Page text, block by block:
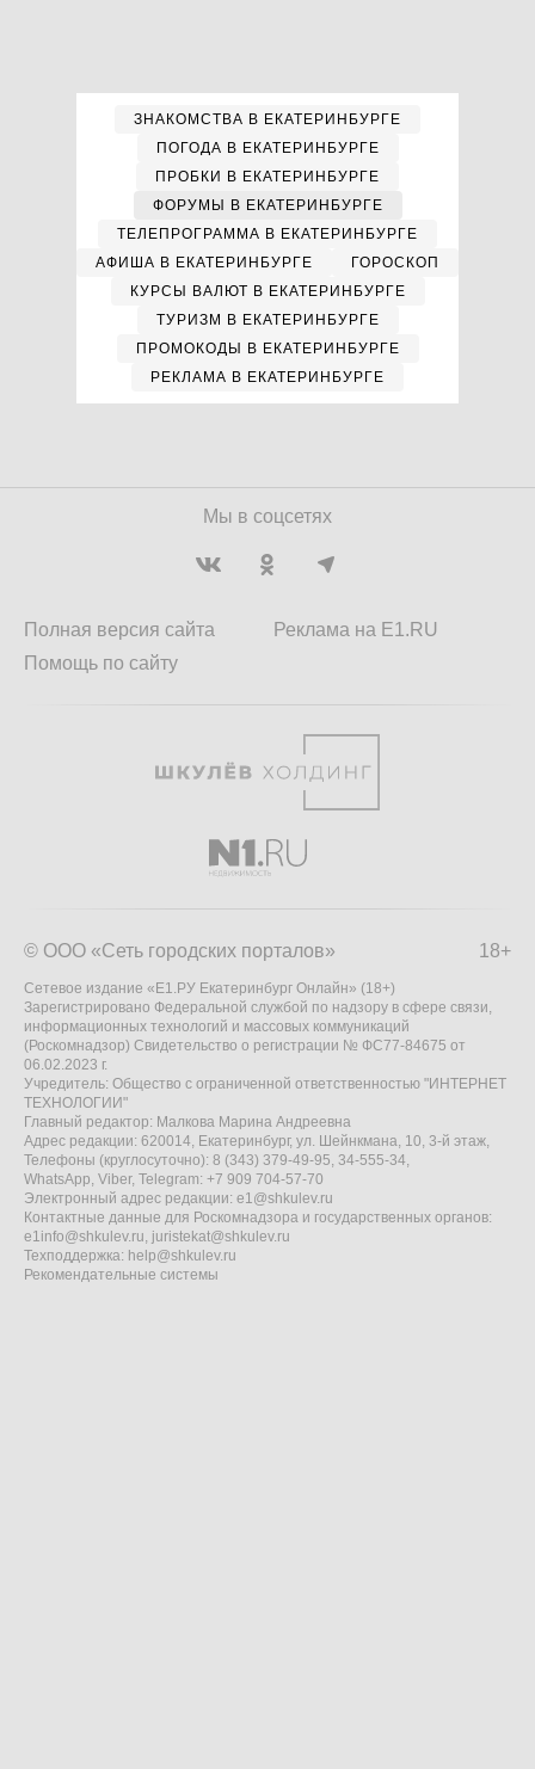
ЗНАКОМСТВА В ЕКАТЕРИНБУРГЕ
ПОГОДА В ЕКАТЕРИНБУРГЕ
ПРОБКИ В ЕКАТЕРИНБУРГЕ
ФОРУМЫ В ЕКАТЕРИНБУРГЕ
ТЕЛЕПРОГРАММА В ЕКАТЕРИНБУРГЕ
АФИША В ЕКАТЕРИНБУРГЕ
ГОРОСКОП
КУРСЫ ВАЛЮТ В ЕКАТЕРИНБУРГЕ
ТУРИЗМ В ЕКАТЕРИНБУРГЕ
ПРОМОКОДЫ В ЕКАТЕРИНБУРГЕ
РЕКЛАМА В ЕКАТЕРИНБУРГЕ
Мы в соцсетях
Полная версия сайта
Помощь по сайту
Реклама на E1.RU
18+
© ООО «Сеть городских порталов»
Сетевое издание «Е1.РУ Екатеринбург Онлайн» (18+)
Зарегистрировано Федеральной службой по надзору в сфере связи,
информационных технологий и массовых коммуникаций
(Роскомнадзор) Свидетельство о регистрации № ФС77-84675 от
06.02.2023 г.
Учредитель: Общество с ограниченной ответственностью "ИНТЕРНЕТ
ТЕХНОЛОГИИ"
Главный редактор: Малкова Марина Андреевна
Адрес редакции: 620014, Екатеринбург, ул. Шейнкмана, 10, 3-й этаж,
Телефоны (круглосуточно): 8 (343) 379-49-95, 34-555-34,
WhatsApp, Viber, Telegram: +7 909 704-57-70
Электронный адрес редакции: e1@shkulev.ru
Контактные данные для Роскомнадзора и государственных органов:
e1info@shkulev.ru, juristekat@shkulev.ru
Техподдержка: help@shkulev.ru
Рекомендательные системы